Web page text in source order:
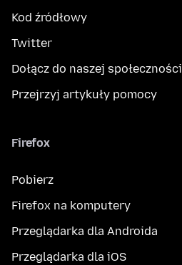
Kod źródłowy
Twitter
Dołącz do naszej społeczności
Przejrzyj artykuły pomocy
Firefox
Pobierz
Firefox na komputery
Przeglądarka dla Androida
Przeglądarka dla iOS